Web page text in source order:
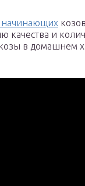
начинающих
и
в домашнем